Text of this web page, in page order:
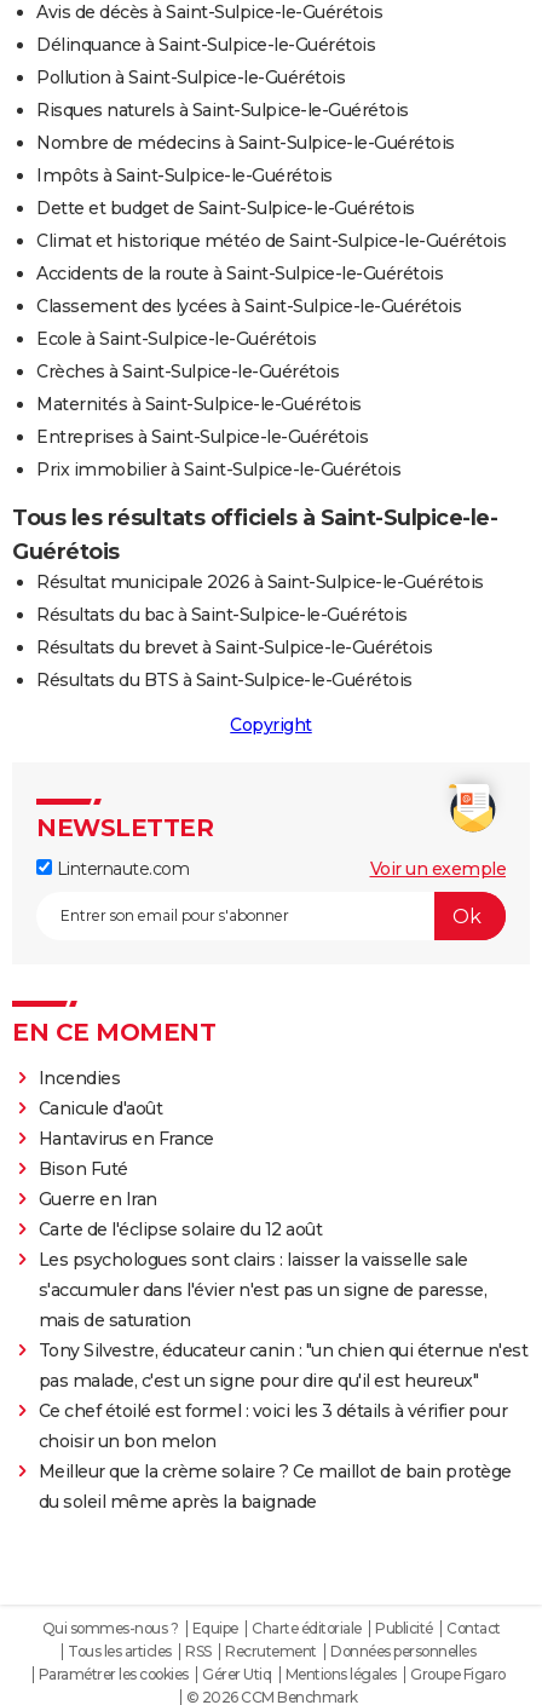
Avis de décès à Saint-Sulpice-le-Guérétois
Délinquance à Saint-Sulpice-le-Guérétois
Pollution à Saint-Sulpice-le-Guérétois
Risques naturels à Saint-Sulpice-le-Guérétois
Nombre de médecins à Saint-Sulpice-le-Guérétois
Impôts à Saint-Sulpice-le-Guérétois
Dette et budget de Saint-Sulpice-le-Guérétois
Climat et historique météo de Saint-Sulpice-le-Guérétois
Accidents de la route à Saint-Sulpice-le-Guérétois
Classement des lycées à Saint-Sulpice-le-Guérétois
Ecole à Saint-Sulpice-le-Guérétois
Crèches à Saint-Sulpice-le-Guérétois
Maternités à Saint-Sulpice-le-Guérétois
Entreprises à Saint-Sulpice-le-Guérétois
Prix immobilier à Saint-Sulpice-le-Guérétois
Tous les résultats officiels à Saint-Sulpice-le-
Guérétois
Résultat municipale 2026 à Saint-Sulpice-le-Guérétois
Résultats du bac à Saint-Sulpice-le-Guérétois
Résultats du brevet à Saint-Sulpice-le-Guérétois
Résultats du BTS à Saint-Sulpice-le-Guérétois
Copyright
NEWSLETTER
Linternaute.com Voir un exemple
EN CE MOMENT
Incendies
Canicule d'août
Hantavirus en France
Bison Futé
Guerre en Iran
Carte de l'éclipse solaire du 12 août
Les psychologues sont clairs : laisser la vaisselle sale
s'accumuler dans l'évier n'est pas un signe de paresse,
mais de saturation
Tony Silvestre, éducateur canin : "un chien qui éternue n'est
pas malade, c'est un signe pour dire qu'il est heureux"
Ce chef étoilé est formel : voici les 3 détails à vérifier pour
choisir un bon melon
Meilleur que la crème solaire ? Ce maillot de bain protège
du soleil même après la baignade
Qui sommes-nous ? Equipe Charte éditoriale Publicité
Contact
Tous les articles
RSS Recrutement
Données personnelles
Paramétrer les cookies
Gérer Utiq Mentions légales
Groupe Figaro
© 2026 CCM Benchmark